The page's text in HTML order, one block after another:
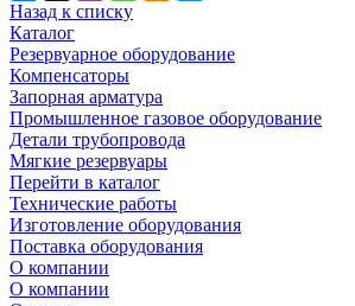
Назад к списку
Каталог
Резервуарное оборудование
Компенсаторы
Запорная арматура
Промышленное газовое оборудование
Детали трубопровода
Мягкие резервуары
Перейти в каталог
Технические работы
Изготовление оборудования
Поставка оборудования
О компании
О компании